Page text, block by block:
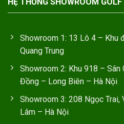
Showroom 1: 13 Lô 4 – Khu
Quang Trung
Showroom 2: Khu 918 –
Đồng – Long Biên – Hà Nội
Showroom 3: 208 Ngọc Trai,
Lâm – Hà Nội